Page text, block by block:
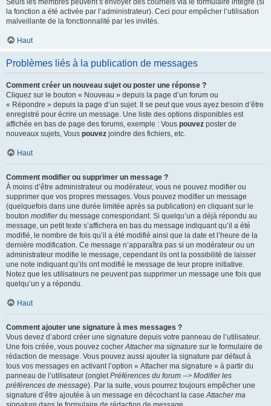
Seuls les membres peuvent s’envoyer des courriels via le formulaire intégré (si
la fonction a été activée par l’administrateur). Ceci pour empêcher l’utilisation
malveillante de la fonctionnalité par les invités.
Haut
Problèmes liés à la publication de messages
Comment créer un nouveau sujet ou poster une réponse ?
Cliquez sur le bouton « Nouveau » depuis la page d’un forum ou
« Répondre » depuis la page d’un sujet. Il se peut que vous ayez besoin d’être
enregistré pour écrire un message. Une liste des options disponibles est
affichée en bas de page des forums, exemple : Vous pouvez poster de
nouveaux sujets, Vous pouvez joindre des fichiers, etc.
Haut
Comment modifier ou supprimer un message ?
À moins d’être administrateur ou modérateur, vous ne pouvez modifier ou
supprimer que vos propres messages. Vous pouvez modifier un message
(quelquefois dans une durée limitée après sa publication) en cliquant sur le
bouton modifierdu message correspondant. Si quelqu’un a déjà répondu au
message, un petit texte s’affichera en bas du message indiquant qu’il a été
modifié, le nombre de fois qu’il a été modifié ainsi que la date et l’heure de la
dernière modification. Ce message n’apparaîtra pas si un modérateur ou un
administrateur modifie le message, cependant ils ont la possibilité de laisser
une note indiquant qu’ils ont modifié le message de leur propre initiative.
Notez que les utilisateurs ne peuvent pas supprimer un message une fois que
quelqu’un y a répondu.
Haut
Comment ajouter une signature à mes messages ?
Vous devez d’abord créer une signature depuis votre panneau de l’utilisateur.
Une fois créée, vous pouvez cocherAttacher ma signature sur le formulaire de
rédaction de message. Vous pouvez aussi ajouter la signature par défaut à
tous vos messages en activant l’option « Attacher ma signature » à partir du
panneau de l’utilisateur (ongletPréférences du forum --> Modifier les
préférences de message). Par la suite, vous pourrez toujours empêcher une
signature d’être ajoutée à un message en décochant la caseAttacher ma